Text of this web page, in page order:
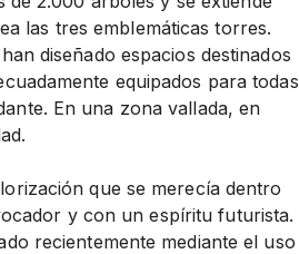
las tres emblemáticas torres.
diseñado espacios destinados
equipados para todas
En una zona vallada, en
que se merecía dentro
y con un espíritu futurista.
recientemente mediante el uso